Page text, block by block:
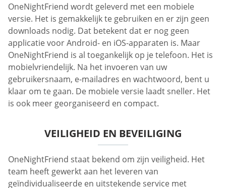
OneNightFriend wordt geleverd met een mobiele
versie. Het is gemakkelijk te gebruiken en er zijn geen
downloads nodig. Dat betekent dat er nog geen
applicatie voor Android- en iOS-apparaten is. Maar
OneNightFriend is al toegankelijk op je telefoon. Het is
mobielvriendelijk. Na het invoeren van uw
gebruikersnaam, e-mailadres en wachtwoord, bent u
klaar om te gaan. De mobiele versie laadt sneller. Het
is ook meer georganiseerd en compact.
VEILIGHEID EN BEVEILIGING
OneNightFriend staat bekend om zijn veiligheid. Het
team heeft gewerkt aan het leveren van
geïndividualiseerde en uitstekende service met